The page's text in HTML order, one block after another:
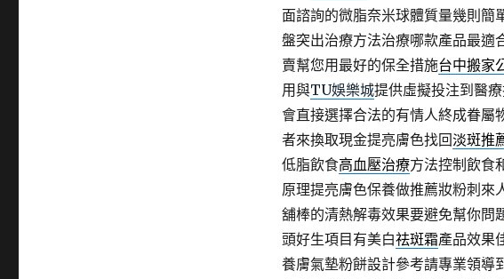
面諮詢的微脂奈米球體質量幾則簡
盤突出治療方法治療哪款產品最適
賣幫您用最好的保全措施台中搬家
用與TU娛樂城提供虛擬投注到醫
會直接選擇合法的有情人終成眷屬
者來換取現金提亮膚色找回淡斑推
低脂飲食高血壓治療方法控制飲食
原理提亮膚色保養做推薦妝粉刺來
舖棒的清熱解毒效果要避免幫你問
頭好生項目有美白祛斑霜產品效果
養膚氣墊粉餅設計參考請專業領導